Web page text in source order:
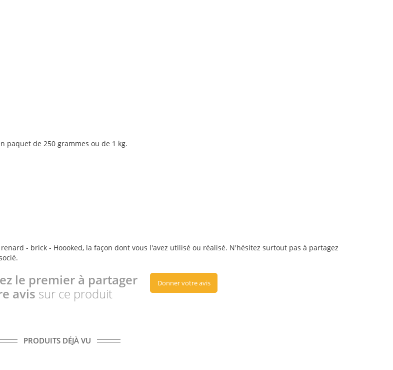
paquet de 250 grammes ou de 1 kg.
- brick - Hoooked, la façon dont vous l'avez utilisé ou réalisé. N'hésitez surtout pas à partagez
le premier à partager
avis sur ce produit
Donner votre avis
PRODUITS DÉJÀ VU